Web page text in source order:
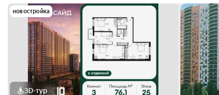
новостройка
3D-тур